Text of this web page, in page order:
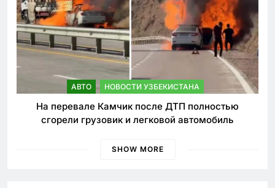
АВТО НОВОСТИ УЗБЕКИСТАНА
На перевале Камчик после ДТП полностью
сгорели грузовик и легковой автомобиль
SHOW MORE